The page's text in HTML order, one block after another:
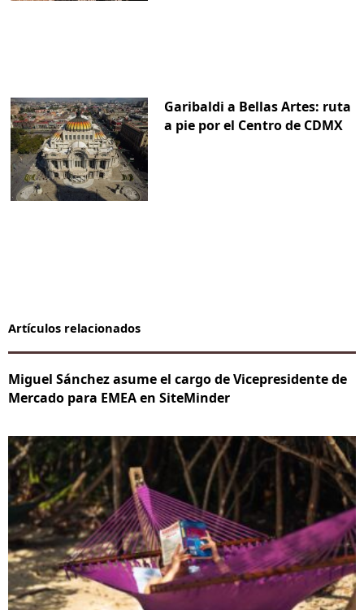
Garibaldi a Bellas Artes: ruta
a pie por el Centro de CDMX
Artículos relacionados
Miguel Sánchez asume el cargo de Vicepresidente de
Mercado para EMEA en SiteMinder